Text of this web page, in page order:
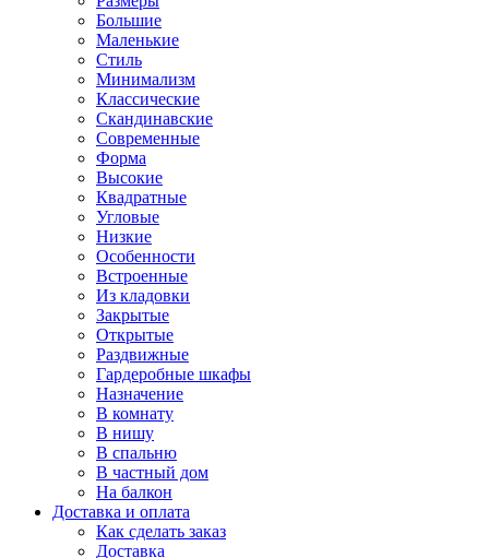
Большие
Маленькие
Стиль
Минимализм
Классические
Скандинавские
Современные
Форма
Высокие
Квадратные
Угловые
Низкие
Особенности
Встроенные
Из кладовки
Закрытые
Открытые
Раздвижные
Гардеробные шкафы
Назначение
В комнату
В нишу
В спальню
В частный дом
На балкон
Доставка и оплата
Как сделать заказ
Доставка